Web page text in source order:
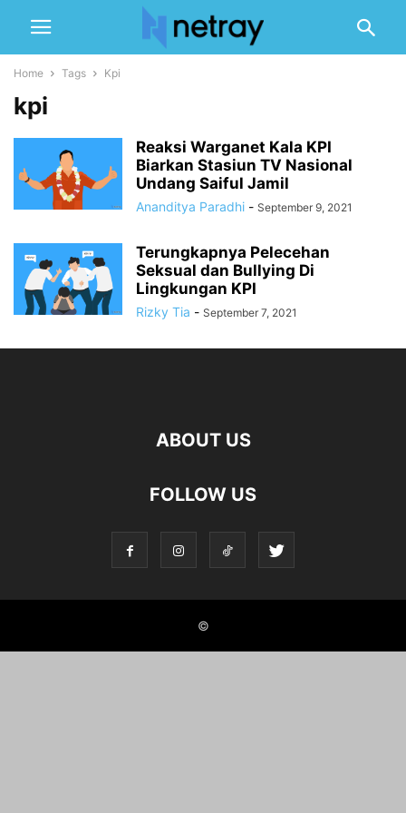
Home Tags Kpi
kpi
Reaksi Warganet Kala KPI
Biarkan Stasiun TV Nasional
Undang Saiful Jamil
Ananditya Paradhi - September 9, 2021
Terungkapnya Pelecehan
Seksual dan Bullying Di
Lingkungan KPI
Rizky Tia - September 7, 2021
ABOUT US
FOLLOW US
©